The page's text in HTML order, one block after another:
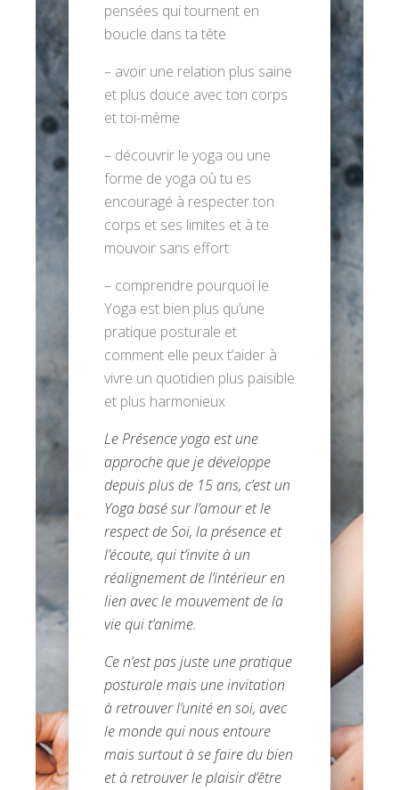
pensées qui tournent en
boucle dans ta tête
– avoir une relation plus saine
et plus douce avec ton corps
et toi-même
– découvrir le yoga ou une
forme de yoga où tu es
encouragé à respecter ton
corps et ses limites et à te
mouvoir sans effort
– comprendre pourquoi le
Yoga est bien plus qu’une
pratique posturale et
comment elle peux t’aider à
vivre un quotidien plus paisible
et plus harmonieux
Le Présence yoga est une
approche que je développe
depuis plus de 15 ans, c’est un
Yoga basé sur l’amour et le
respect de Soi, la présence et
l’écoute, qui t’invite à un
réalignement de l’intérieur en
lien avec le mouvement de la
vie qui t’anime.
Ce n’est pas juste une pratique
posturale mais une invitation
à retrouver l’unité en soi, avec
le monde qui nous entoure
mais surtout à se faire du bien
et à retrouver le plaisir d’être